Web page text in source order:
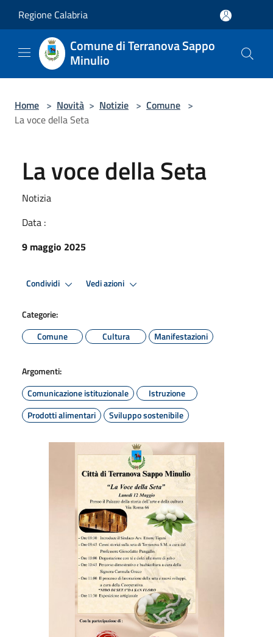
Regione Calabria
Comune di Terranova Sappo
Minulio
Home > Novità > Notizie > Comune >
La voce della Seta
La voce della Seta
Notizia
Data :
9 maggio 2025
Condividi Vedi azioni
Categorie:
Comune
Cultura Manifestazioni
Argomenti:
Comunicazione istituzionale
Istruzione
Prodotti alimentari
Sviluppo sostenibile